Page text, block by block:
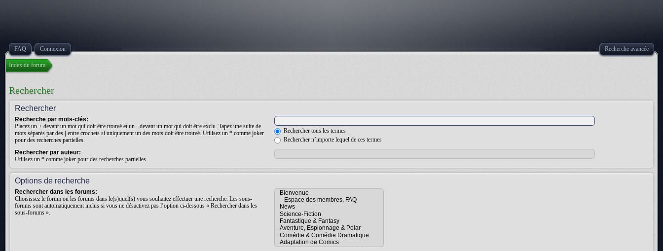
FAQ Connexion Recherche avancée
Index du forum
Rechercher
Rechercher
Recherche par mots-clés:
Placez un + devant un mot qui doit être trouvé et un - devant un mot qui doit être exclu. Tapez une suite de
mots séparés par des
entre crochets si uniquement un des mots doit être trouvé. Utilisez un * comme joker
pour des recherches partielles.
Rechercher tous les termes
Rechercher n’importe lequel de ces termes
Rechercher par auteur:
Utilisez un * comme joker pour des recherches partielles.
Options de recherche
Rechercher dans les forums:
Choisissez le forum ou les forums dans le(s)quel(s) vous souhaitez effectuer une recherche. Les sous-
forums sont automatiquement inclus si vous ne désactivez pas l’option ci-dessous « Rechercher dans les
sous-forums ».